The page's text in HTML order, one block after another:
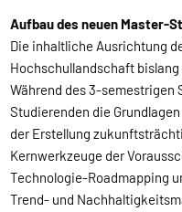
Aufbau des neuen Master-
Die inhaltliche Ausrichtung
Hochschullandschaft
Während des 3-semestrigen
Studierenden die
der Erstellung
Kernwerkzeuge der
Technologie-Roadmapping
Trend- und